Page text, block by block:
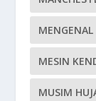
MENGENAL
MESIN
MUSIM